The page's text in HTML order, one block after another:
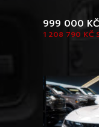
1 208 790 KČ
999 000 KČ